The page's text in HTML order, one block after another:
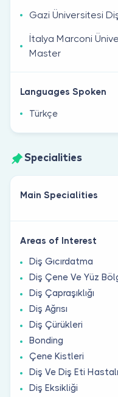
Gazi Üniversitesi
İtalya Marconi
Master
Languages Spoken
Türkçe
Specialities
Main Specialities
Areas of Interest
Diş Gıcırdatma
Diş Çene Ve Yüz
Diş Çapraşıklığı
Diş Ağrısı
Diş Çürükleri
Bonding
Çene Kistleri
Diş Ve Diş Eti
Diş Eksikliği